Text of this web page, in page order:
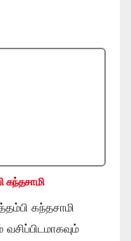
கந்தசாமி
கந்தசாமி
வசிப்பிடமாகவும்